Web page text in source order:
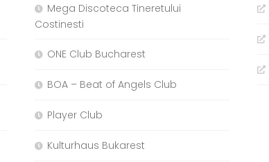
Mega Discoteca Tineretului
Costinesti
ONE Club Bucharest
BOA – Beat of Angels Club
Player Club
Kulturhaus Bukarest